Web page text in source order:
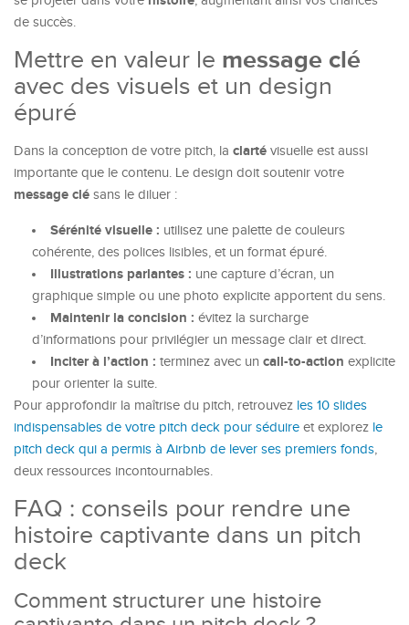
de succès.
Mettre en valeur le message clé
avec des visuels et un design
épuré
Dans la conception de votre pitch, la clarté visuelle est aussi
importante que le contenu. Le design doit soutenir votre
message clé sans le diluer :
Sérénité visuelle : utilisez une palette de couleurs
cohérente, des polices lisibles, et un format épuré.
Illustrations parlantes : une capture d’écran, un
graphique simple ou une photo explicite apportent du sens.
Maintenir la concision : évitez la surcharge
d’informations pour privilégier un message clair et direct.
Inciter à l’action : terminez avec un call-to-action explicite
pour orienter la suite.
Pour approfondir la maîtrise du pitch, retrouvez les 10 slides
indispensables de votre pitch deck pour séduire et explorez le
pitch deck qui a permis à Airbnb de lever ses premiers fonds,
deux ressources incontournables.
FAQ : conseils pour rendre une
histoire captivante dans un pitch
deck
Comment structurer une histoire